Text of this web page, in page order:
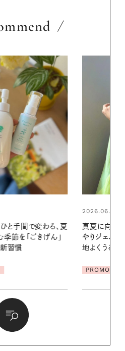
ハーブが香るひん
合う。暑い季節に心
軽やかなボディケ
2026.07.24
夏の髪と心
る【大人気の
1本で汗ばむ